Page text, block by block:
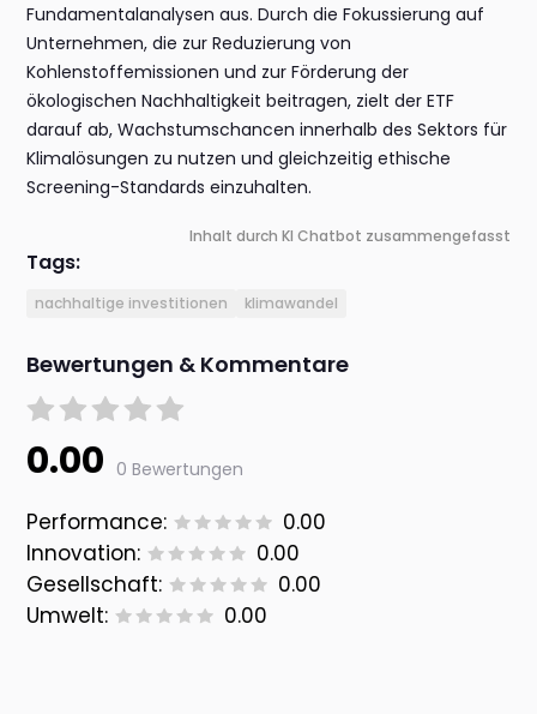
Fundamentalanalysen aus. Durch die Fokussierung auf
Unternehmen, die zur Reduzierung von
Kohlenstoffemissionen und zur Förderung der
ökologischen Nachhaltigkeit beitragen, zielt der ETF
darauf ab, Wachstumschancen innerhalb des Sektors für
Klimalösungen zu nutzen und gleichzeitig ethische
Screening-Standards einzuhalten.
Inhalt durch KI Chatbot zusammengefasst
Tags:
nachhaltige investitionen klimawandel
Bewertungen & Kommentare
0.00 0 Bewertungen
Performance:
0.00
Innovation:
0.00
Gesellschaft:
0.00
Umwelt:
0.00